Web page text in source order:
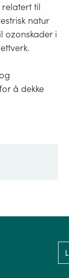
til
natur
ozonskader i
å dekke